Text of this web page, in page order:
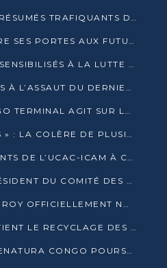
BRACONNAGE : DEUX PRÉSUMÉS TRAFIQUANTS D’HIPPOPOTAME ÉCROUÉS À BRAZZAVILLE
CONGO TERMINAL OUVRE SES PORTES AUX FUTURS INGÉNIEURS DE L’UCAC-ICAM
PLUS DE 700 SALARIÉS SENSIBILISÉS À LA LUTTE CONTRE LA TUBERCULOSE À CONGO TERMINAL
PLUS DE 149 000 ÉLÈVES À L’ASSAUT DU DERNIER CEPE
ENVIRONNEMENT: CONGO TERMINAL AGIT SUR LE TERRAIN ET FORME LES PLUS JEUNES
« LIBÉREZ NOS ENFANTS » : LA COLÈRE DE PLUSIEURS MÈRES À BRAZZAVILLE CONTRE LA DGSP
IMMERSION DES ÉTUDIANTS DE L’UCAC-ICAM À CONGO TERMINAL
LAMYR NGUELE ÉLU PRÉSIDENT DU COMITÉ DES MEMBRES D’HONNEUR DU PCT
FOOTBALL : CLAUDE LE ROY OFFICIELLEMENT NOMMÉ SÉLECTIONNEUR DU CONGO
CONGO TERMINAL SOUTIENT LE RECYCLAGE DES DÉCHETS PLASTIQUES À POINTE-NOIRE
CONGO TERMINAL ET RENATURA CONGO POURSUIVENT LEUR COMBAT POUR LA BIODIVERSITÉ